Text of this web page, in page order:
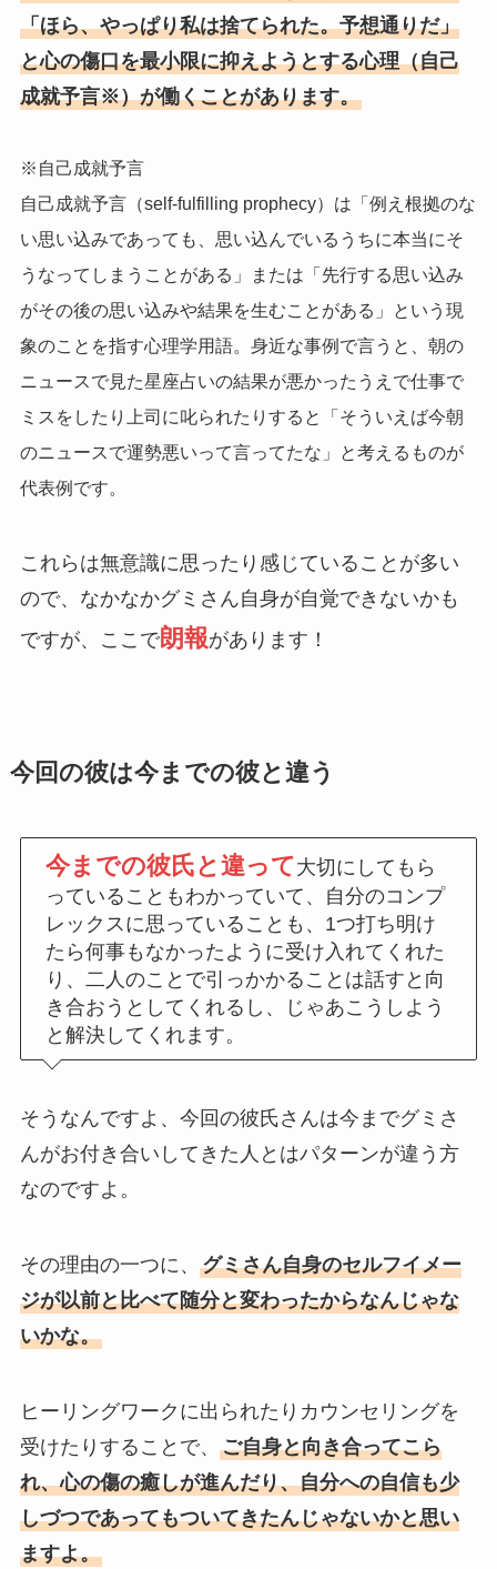
「ほら、やっぱり私は捨てられた。予想通りだ」
と心の傷口を最小限に抑えようとする心理（自己
成就予言※）が働くことがあります。
※自己成就予言
自己成就予言（self-fulfilling prophecy）は「例え根拠のな
い思い込みであっても、思い込んでいるうちに本当にそ
うなってしまうことがある」または「先行する思い込み
がその後の思い込みや結果を生むことがある」という現
象のことを指す心理学用語。身近な事例で言うと、朝の
ニュースで見た星座占いの結果が悪かったうえで仕事で
ミスをしたり上司に叱られたりすると「そういえば今朝
のニュースで運勢悪いって言ってたな」と考えるものが
代表例です。
これらは無意識に思ったり感じていることが多い
ので、なかなかグミさん自身が自覚できないかも
ですが、ここで朗報があります！
今回の彼は今までの彼と違う
今までの彼氏と違って大切にしてもら
っていることもわかっていて、自分のコンプ
レックスに思っていることも、1つ打ち明け
たら何事もなかったように受け入れてくれた
り、二人のことで引っかかることは話すと向
き合おうとしてくれるし、じゃあこうしよう
と解決してくれます。
そうなんですよ、今回の彼氏さんは今までグミさ
んがお付き合いしてきた人とはパターンが違う方
なのですよ。
その理由の一つに、 グミさん自身のセルフイメー
ジが以前と比べて随分と変わったからなんじゃな
いかな。
ヒーリングワークに出られたりカウンセリングを
受けたりすることで、 ご自身と向き合ってこら
れ、心の傷の癒しが進んだり、自分への自信も少
しづつであってもついてきたんじゃないかと思い
ますよ。